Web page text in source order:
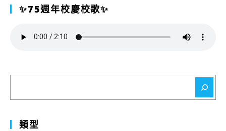
✨75週年校慶校歌✨
類型